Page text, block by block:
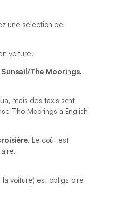
une sélection de
voiture.
The Moorings.
mais des taxis sont
The Moorings à English
. Le coût est
voiture) est obligatoire